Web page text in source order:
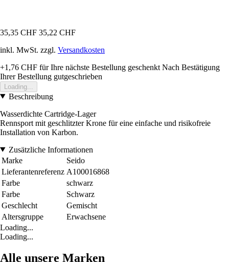
35,35 CHF 35,22 CHF
inkl. MwSt. zzgl. Versandkosten
+1,76 CHF für Ihre nächste Bestellung geschenkt Nach Bestätigung
Ihrer Bestellung gutgeschrieben
Loading...
Beschreibung
Wasserdichte Cartridge-Lager
Rennsport mit geschlitzter Krone für eine einfache und risikofreie
Installation von Karbon.
Zusätzliche Informationen
Marke
Seido
Lieferantenreferenz A100016868
Farbe
schwarz
Farbe
Schwarz
Geschlecht
Gemischt
Altersgruppe
Erwachsene
Loading...
Loading...
Alle unsere Marken